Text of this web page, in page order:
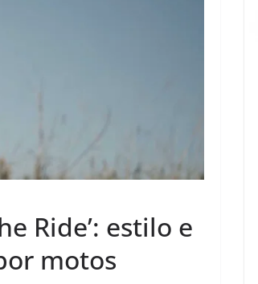
Ride’: estilo e
motos